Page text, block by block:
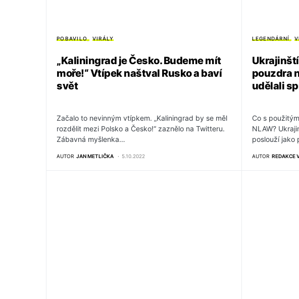
POBAVILO VIRÁLY
„Kaliningrad je Česko. Budeme mít
moře!“ Vtípek naštval Rusko a baví
svět
Začalo to nevinným vtípkem. „Kaliningrad by se měl
rozdělit mezi Polsko a Česko!“ zaznělo na Twitteru.
Zábavná myšlenka…
AUTOR JAN METLIČKA 5.10.2022
LEGENDÁRNÍ
pouzdra
udělali
Co s
NLAW?
poslouží jako
AUTOR REDAKCE